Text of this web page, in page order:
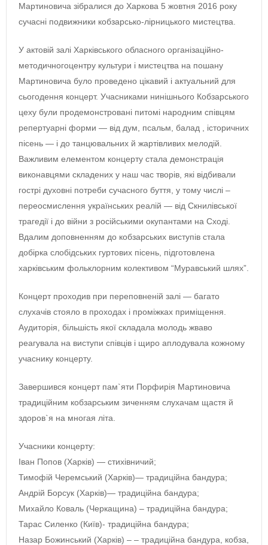
Мартиновича зібралися до Харкова 5 жовтня 2016 року
сучасні подвижники кобзарсько-лірницького мистецтва.
У актовій залі Харківського обласного організаційно-
методичногоцентру культури і мистецтва на пошану
Мартиновича було проведено цікавий і актуальний для
сьогодення концерт. Учасниками нинішнього Кобзарського
цеху були продемонстровані питомі народним співцям
репертуарні форми — від дум, псальм, балад , історичних
пісень — і до танцювальних й жартівливих мелодій.
Важливим елементом концерту стала демонстрація
виконавцями складених у наш час творів, які відбивали
гострі духовні потреби сучасного буття, у тому числі –
переосмислення українських реалій — від Скнилівської
трагедії і до війни з російськими окупантами на Сході.
Вдалим доповненням до кобзарських виступів стала
добірка слобідських гуртових пісень, підготовлена
харківським фольклорним колективом “Муравський шлях”.
Концерт проходив при переповненій залі — багато
слухачів стояло в проходах і проміжках приміщення.
Аудиторія, більшість якої складала молодь жваво
реагувала на виступи співців і щиро аплодувала кожному
учаснику концерту.
Завершився концерт пам`яти Порфирія Мартиновича
традиційним кобзарським зиченням слухачам щастя й
здоров`я на многая літа.
Учасники концерту:
Іван Попов (Харків) — стихівничий;
Тимофій Черемський (Харків)— традиційна бандура;
Андрій Борсук (Харків)— традиційна бандура;
Михайло Коваль (Черкащина) – традиційна бандура;
Тарас Силенко (Київ)- традиційна бандура;
Назар Божинський (Харків) – – традиційна бандура, кобза,